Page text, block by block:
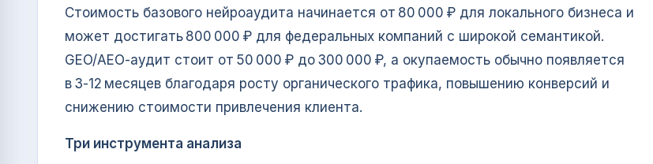
Стоимость базового нейроаудита начинается от 80 000 ₽ для локального бизнеса и
может достигать 800 000 ₽ для федеральных компаний с широкой семантикой.
GEO/AEO‑аудит стоит от 50 000 ₽ до 300 000 ₽, а окупаемость обычно появляется
в 3‑12 месяцев благодаря росту органического трафика, повышению конверсий и
снижению стоимости привлечения клиента.
Три инструмента анализа